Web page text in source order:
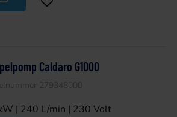
Caldaro G1000
| 240 L/min | 230 Volt